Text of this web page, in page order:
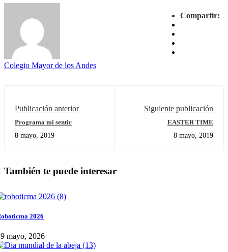
Compartir:
Colegio Mayor de los Andes
Publicación anterior
Programa mi sentir
8 mayo, 2019
Siguiente publicación
EASTER TIME
8 mayo, 2019
También te puede interesar
2026
mayo, 2026